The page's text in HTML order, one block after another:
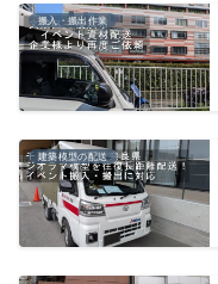
搬入・搬出作業
建築模型の配送